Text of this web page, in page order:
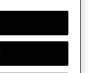
de Setembre,
de 9 a 14 h